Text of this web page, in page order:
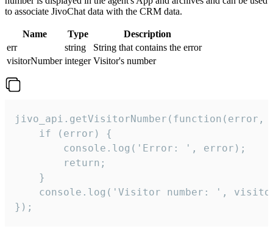
to associate JivoChat data with the CRM data.
Name Type
Description
err
string
String that contains the error
visitorNumber integer Visitor's number
jivo_api.getVisitorNumber(function(error,
    if (error) {
        console.log('Error: ', error);
        return;
    }
console.log('Visitor number: ',
});